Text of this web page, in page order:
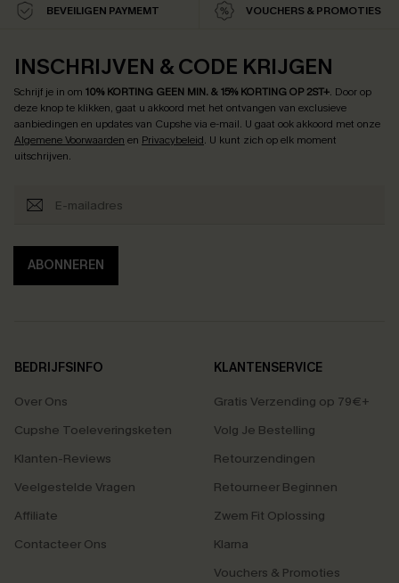
BEVEILIGEN PAYMEMT VOUCHERS & PROMOTIES
INSCHRIJVEN & CODE KRIJGEN
Schrijf je in om 10% KORTING GEEN MIN. & 15% KORTING OP 2ST+. Door op
deze knop te klikken, gaat u akkoord met het ontvangen van exclusieve
aanbiedingen en updates van Cupshe via e-mail. U gaat ook akkoord met onze
Algemene Voorwaarden en Privacybeleid. U kunt zich op elk moment
uitschrijven.
ABONNEREN
BEDRIJFSINFO
Over Ons
Cupshe Toeleveringsketen
Klanten-Reviews
Veelgestelde Vragen
Affiliate
Contacteer Ons
KLANTENSERVICE
Gratis Verzending op 79€+
Volg Je Bestelling
Retourzendingen
Retourneer Beginnen
Zwem Fit Oplossing
Klarna
Vouchers & Promoties